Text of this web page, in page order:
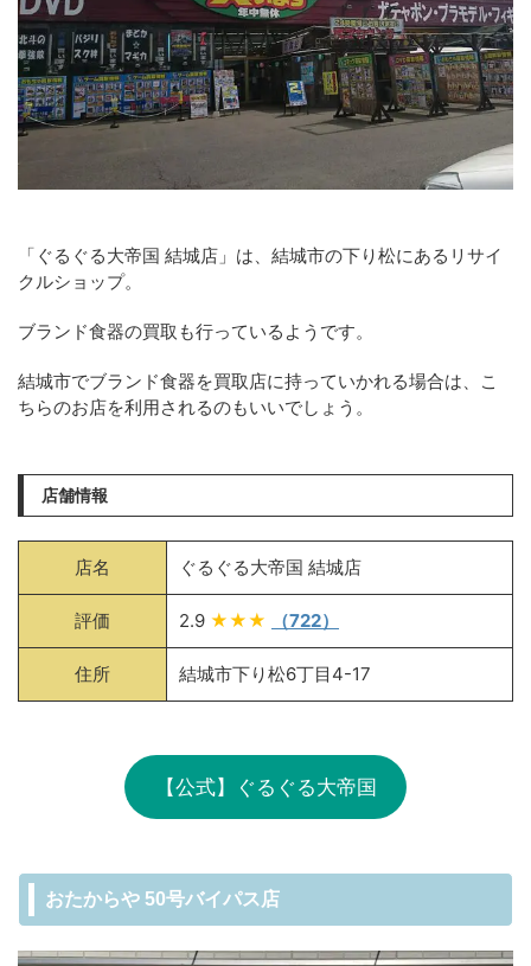
「ぐるぐる大帝国 結城店」は、結城市の下り松にあるリサイ
クルショップ。
ブランド食器の買取も行っているようです。
結城市でブランド食器を買取店に持っていかれる場合は、こ
ちらのお店を利用されるのもいいでしょう。
店舗情報
店名 ぐるぐる大帝国 結城店
評価 2.9 ★★★ （722）
住所 結城市下り松6丁目4-17
【公式】ぐるぐる大帝国
おたからや 50号バイパス店